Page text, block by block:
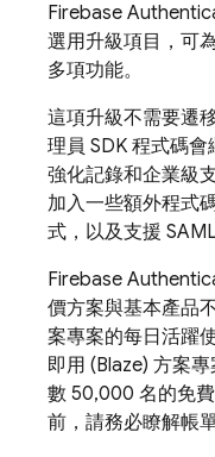
Firebase
選用升級項目，可
多項功能。
這項升級不需要遷
理員 SDK 程式碼
強化記錄和企業級
加入一些額外程式
式，以及支援
Firebase
價方案與基本產品
案專案的每日活躍
即用 (Blaze) 方案
數 50,000 名的免
前，請務必瞭解帳